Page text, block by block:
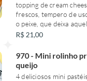
topping de cream cheese e
frescos, tempero de
o peixe, que deixa
irresistível, finalizado
R$ 21,00
970 - Mini rolinho
queijo
4 deliciosos mini